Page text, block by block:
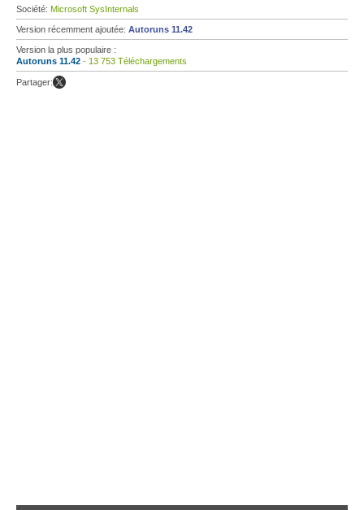
Société: Microsoft SysInternals
Version récemment ajoutée: Autoruns 11.42
Version la plus populaire :
Autoruns 11.42 - 13 753 Téléchargements
Partager: